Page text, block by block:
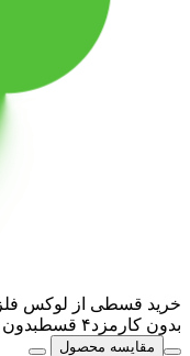
از لوکس فلز با ترب‌پی
۴ قسط بدون چکبدون
محصول